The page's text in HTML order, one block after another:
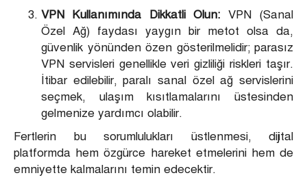
VPN Kullanımında Dikkatli Olun: VPN (Sanal
Özel Ağ) faydası yaygın bir metot olsa da,
güvenlik yönünden özen gösterilmelidir; parasız
VPN servisleri genellikle veri gizliliği riskleri taşır.
İtibar edilebilir, paralı sanal özel ağ servislerini
seçmek, ulaşım kısıtlamalarını üstesinden
gelmenize yardımcı olabilir.
Fertlerin bu sorumlulukları üstlenmesi, dijital
platformda hem özgürce hareket etmelerini hem de
emniyette kalmalarını temin edecektir.